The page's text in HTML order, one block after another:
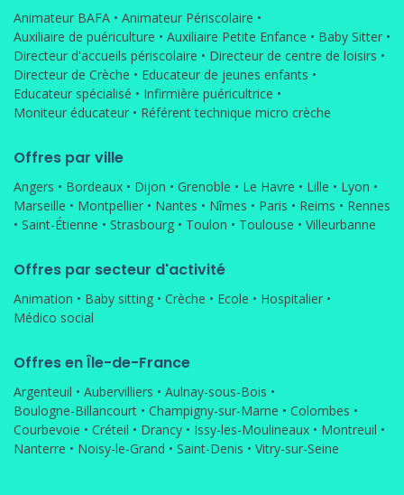
Animateur BAFA • Animateur Périscolaire •
Auxiliaire de puériculture • Auxiliaire Petite Enfance • Baby Sitter •
Directeur d'accueils périscolaire • Directeur de centre de loisirs •
Directeur de Crèche • Educateur de jeunes enfants •
Educateur spécialisé • Infirmière puéricultrice •
Moniteur éducateur • Référent technique micro crèche
Offres par ville
Angers • Bordeaux • Dijon • Grenoble • Le Havre • Lille • Lyon •
Marseille • Montpellier • Nantes • Nîmes • Paris • Reims • Rennes
• Saint-Étienne • Strasbourg • Toulon • Toulouse • Villeurbanne
Offres par secteur d'activité
Animation • Baby sitting • Crèche • Ecole • Hospitalier •
Médico social
Offres en Île-de-France
Argenteuil • Aubervilliers • Aulnay-sous-Bois •
Boulogne-Billancourt • Champigny-sur-Marne • Colombes •
Courbevoie • Créteil • Drancy • Issy-les-Moulineaux • Montreuil •
Nanterre • Noisy-le-Grand • Saint-Denis • Vitry-sur-Seine